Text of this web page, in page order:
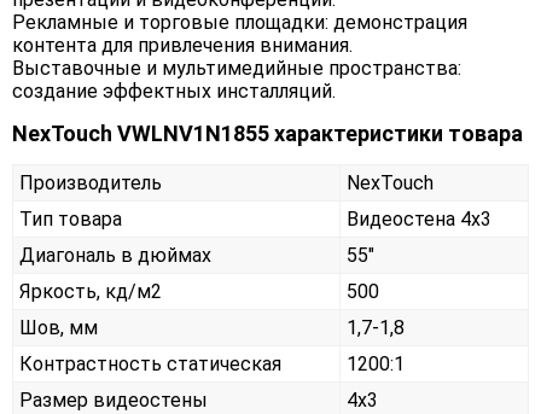
Рекламные и торговые площадки: демонстрация
контента для привлечения внимания.
Выставочные и мультимедийные пространства:
создание эффектных инсталляций.
NexTouch VWLNV1N1855 характеристики товара
Производитель
NexTouch
Тип товара
Видеостена 4х3
Диагональ в дюймах
55"
Яркость, кд/м2
500
Шов, мм
1,7-1,8
Контрастность статическая
1200:1
Размер видеостены
4x3